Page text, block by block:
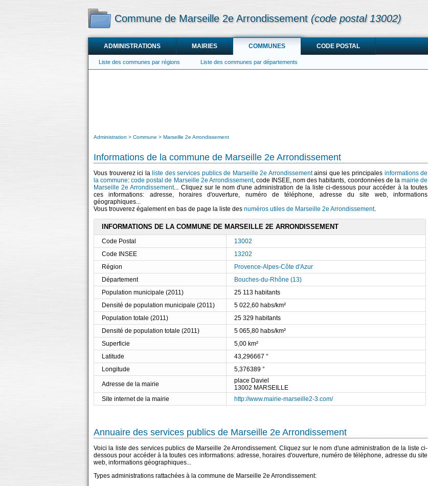
Commune de Marseille 2e Arrondissement (code postal 13002)
ADMINISTRATIONS MAIRIES COMMUNES CODE POSTAL
Liste des communes par régions Liste des communes par départements
Administration Commune Marseille 2e Arrondissement
Informations de la commune de Marseille 2e Arrondissement
Vous trouverez ici la liste des services publics de Marseille 2e Arrondissementainsi que les principales informations de
la commune:code postal de Marseille 2e Arrondissement, code INSEE, nom des habitants, coordonnées de la mairie de
Marseille 2e Arrondissement... Cliquez sur le nom d'une administration de la liste ci-dessous pour accéder à la toutes
ces informations: adresse, horaires d'ouverture, numéro de téléphone, adresse du site web, informations
géographiques...
Vous trouverez également en bas de page la liste des numéros utiles de Marseille 2e Arrondissement.
INFORMATIONS DE LA COMMUNE DE MARSEILLE 2E ARRONDISSEMENT
Code Postal
13002
Code INSEE
13202
Région
Provence-Alpes-Côte d'Azur
Département
Bouches-du-Rhône (13)
Population municipale (2011)
25 113 habitants
Densité de population municipale (2011)
5 022,60 habs/km²
Population totale (2011)
25 329 habitants
Densité de population totale (2011)
5 065,80 habs/km²
Superficie
5,00 km²
Latitude
43,296667 °
Longitude
5,376389 °
Adresse de la mairie
place Daviel
13002 MARSEILLE
Site internet de la mairie
http://www.mairie-marseille2-3.com/
Annuaire des services publics de Marseille 2e Arrondissement
Voici la liste des services publics de Marseille 2e Arrondissement. Cliquez sur le nom d'une administration de la liste ci-
dessous pour accéder à la toutes ces informations: adresse, horaires d'ouverture, numéro de téléphone, adresse du site
web, informations géographiques...
Types administrations rattachées à la commune de Marseille 2e Arrondissement: